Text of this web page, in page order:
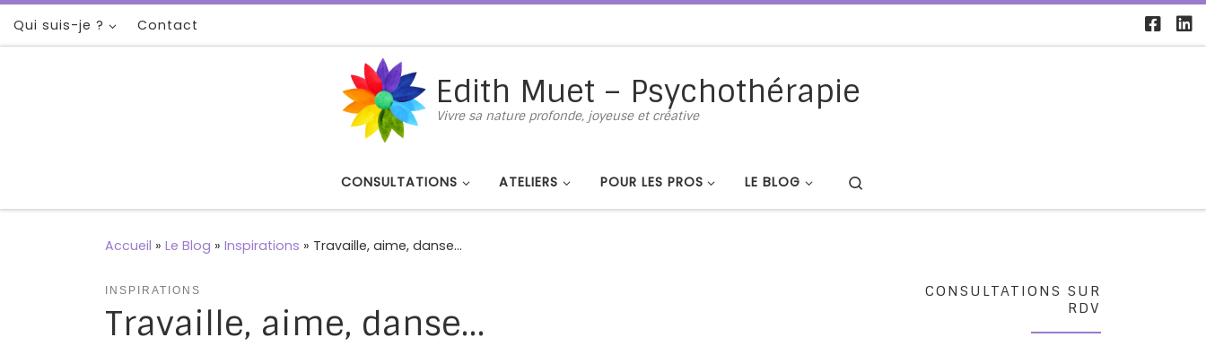
Passer au contenu
Qui suis-je ? Contact
Edith Muet – Psychothérapie
Vivre sa nature profonde, joyeuse et créative
CONSULTATIONS ATELIERS POUR LES PROS LE BLOG
Accueil » Le Blog » Inspirations » Travaille, aime, danse…
INSPIRATIONS
Travaille, aime, danse…
CONSULTATIONS SUR
RDV